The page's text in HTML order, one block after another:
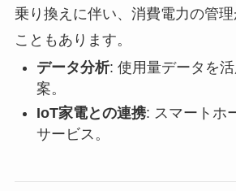
乗り換えに伴い、消費電力の管
こともあります。
データ分析: 使用量データを
案。
IoT家電との連携: スマートホ
サービス。